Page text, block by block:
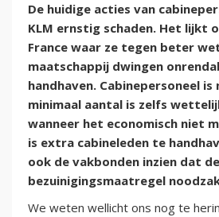
De huidige acties van
KLM ernstig schaden. Het lijkt
France waar ze tegen beter
maatschappij dwingen
handhaven. Cabinepersoneel is
minimaal aantal is zelfs
wanneer het economisch niet
is extra cabineleden te
ook de vakbonden inzien dat
bezuinigingsmaatregel
We weten wellicht ons nog te